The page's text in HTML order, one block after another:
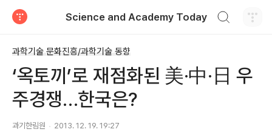
Science and Academy Today
과학기술 문화진흥/과학기술 동향
‘옥토끼’로 재점화된 美·中·日 우
주경쟁…한국은?
과기한림원 2013. 12. 19. 19:27